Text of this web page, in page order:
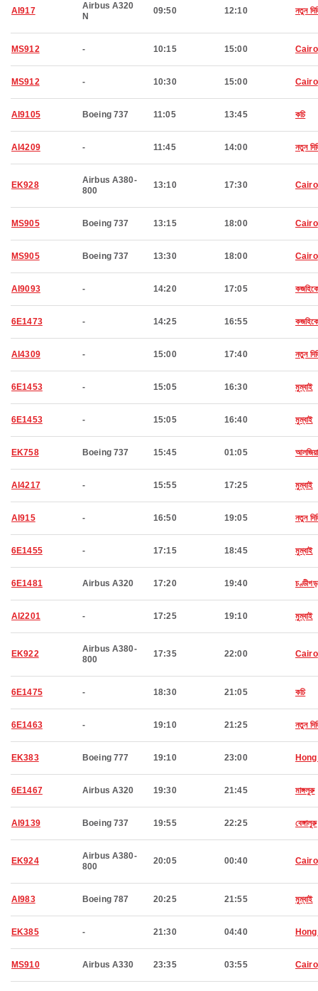
AI917
Airbus A320
N
09:50 12:10 নতুন
MS912 - 10:15 15:00 Cairo
MS912 - 10:30 15:00 Cairo
AI9105 Boeing 737 11:05 13:45 কচি
AI4209 - 11:45 14:00 নতুন
EK928
Airbus A380-
800
13:10 17:30 Cairo
MS905 Boeing 737 13:15 18:00 Cairo
MS905 Boeing 737 13:30 18:00 Cairo
AI9093 - 14:20 17:05
6E1473 - 14:25 16:55
AI4309 - 15:00 17:40 নতুন
6E1453 - 15:05 16:30 মুম্বাই
6E1453 - 15:05 16:40 মুম্বাই
EK758 Boeing 737 15:45 01:05
AI4217 - 15:55 17:25 মুম্বাই
AI915 - 16:50 19:05 নতুন
6E1455 - 17:15 18:45 মুম্বাই
6E1481 Airbus A320 17:20 19:40 চণ্ডীগড়
AI2201 - 17:25 19:10 মুম্বাই
EK922
Airbus A380-
800
17:35 22:00 Cairo
6E1475 - 18:30 21:05 কচি
6E1463 - 19:10 21:25 নতুন
EK383 Boeing 777 19:10 23:00
6E1467 Airbus A320 19:30 21:45 মাঙ্গলুরু
AI9139 Boeing 737 19:55 22:25 বেঙ্গালুরু
EK924
Airbus A380-
800
20:05 00:40 Cairo
AI983 Boeing 787 20:25 21:55 মুম্বাই
EK385 - 21:30 04:40
MS910 Airbus A330 23:35 03:55 Cairo